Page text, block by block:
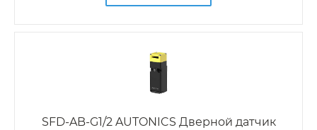
SFD-AB-G1/2 AUTONICS Дверной датчик